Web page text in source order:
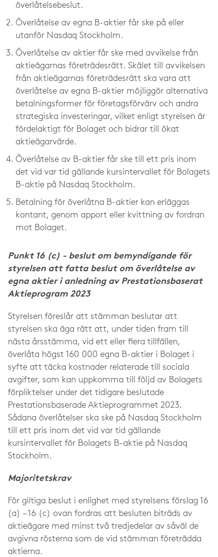
överlåtelsebeslut.
Överlåtelse av egna B-aktier får ske på eller
utanför Nasdaq Stockholm.
Överlåtelse av aktier får ske med avvikelse från
aktieägarnas företrädesrätt. Skälet till avvikelsen
från aktieägarnas företrädesrätt ska vara att
överlåtelse av egna B-aktier möjliggör alternativa
betalningsformer för företagsförvärv och andra
strategiska investeringar, vilket enligt styrelsen är
fördelaktigt för Bolaget och bidrar till ökat
aktieägarvärde.
Överlåtelse av B-aktier får ske till ett pris inom
det vid var tid gällande kursintervallet för Bolagets
B-aktie på Nasdaq Stockholm.
Betalning för överlåtna B-aktier kan erläggas
kontant, genom apport eller kvittning av fordran
mot Bolaget.
Punkt 16 (c) - beslut om bemyndigande för
styrelsen att fatta beslut om överlåtelse av
egna aktier i anledning av Prestationsbaserat
Aktieprogram 2023
Styrelsen föreslår att stämman beslutar att
styrelsen ska äga rätt att, under tiden fram till
nästa årsstämma, vid ett eller flera tillfällen,
överlåta högst 160 000 egna B-aktier i Bolaget i
syfte att täcka kostnader relaterade till sociala
avgifter, som kan uppkomma till följd av Bolagets
förpliktelser under det tidigare beslutade
Prestationsbaserade Aktieprogrammet 2023.
Sådana överlåtelser ska ske på Nasdaq Stockholm
till ett pris inom det vid var tid gällande
kursintervallet för Bolagets B-aktie på Nasdaq
Stockholm.
Majoritetskrav
För giltiga beslut i enlighet med styrelsens förslag 16
(a) – 16 (c) ovan fordras att besluten biträds av
aktieägare med minst två tredjedelar av såväl de
avgivna rösterna som de vid stämman företrädda
aktierna.